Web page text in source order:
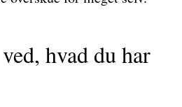
hvad du har